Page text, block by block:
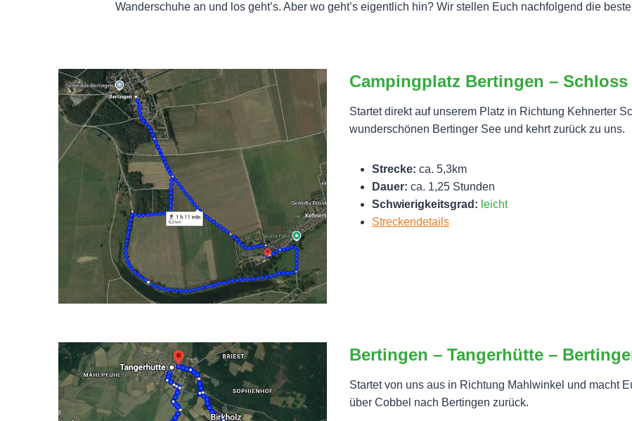
Wanderschuhe an und los geht’s. Aber wo geht’s eigentlich hin? Wir stellen Euch nachfolgend die
Campingplatz Bertingen –
Startet direkt auf unserem Platz in Richtung Kehnerter
wunderschönen Bertinger See und kehrt zurück zu uns.
Strecke: ca. 5,3km
Dauer: ca. 1,25 Stunden
Schwierigkeitsgrad: leicht
Streckendetails
Bertingen – Tangerhütte –
Startet von uns aus in Richtung Mahlwinkel und macht
über Cobbel nach Bertingen zurück.